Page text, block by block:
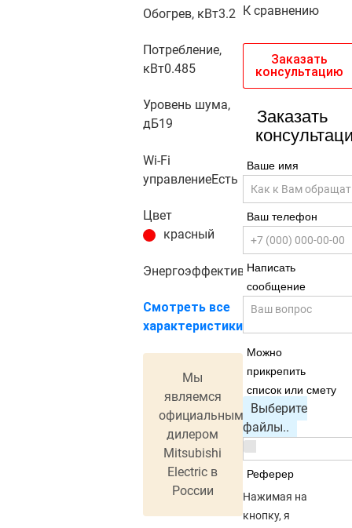
К сравнению
Заказать
консультацию
Заказать
Ваше имя
Ваш телефон
Написать
сообщение
Можно
прикрепить
список или смету
Выберите
файлы..
Реферер
Нажимая на
кнопку, я
Обогрев, кВт3.2
Потребление,
кВт0.485
Уровень шума,
дБ19
Wi-Fi
управлениеЕсть
Цвет
красный
ЭнергоэффективностьA+++
Смотреть все
характеристики
Мы
являемся
официальным
дилером
Mitsubishi
Electric в
России